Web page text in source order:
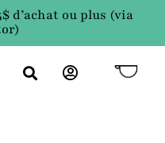
d’achat ou plus (via